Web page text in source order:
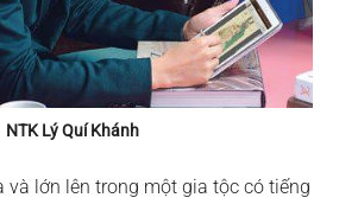
NTK Lý Quí Khánh
và lớn lên trong một gia tộc có tiếng